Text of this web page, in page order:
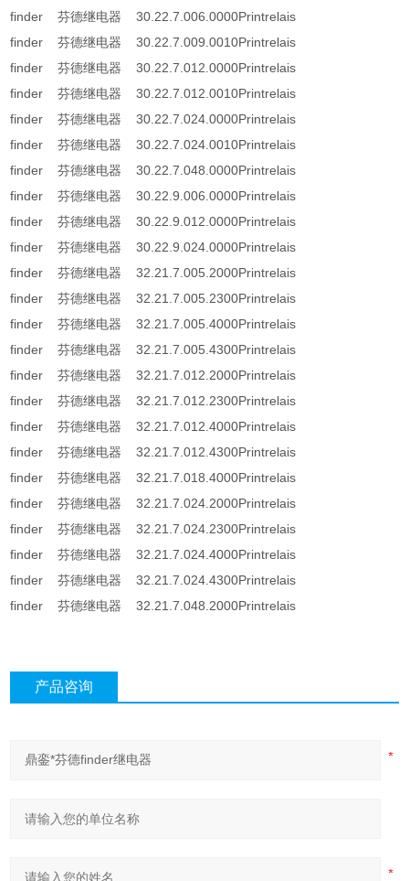
finder 芬德继电器 30.22.7.006.0000Printrelais
finder 芬德继电器 30.22.7.009.0010Printrelais
finder 芬德继电器 30.22.7.012.0000Printrelais
finder 芬德继电器 30.22.7.012.0010Printrelais
finder 芬德继电器 30.22.7.024.0000Printrelais
finder 芬德继电器 30.22.7.024.0010Printrelais
finder 芬德继电器 30.22.7.048.0000Printrelais
finder 芬德继电器 30.22.9.006.0000Printrelais
finder 芬德继电器 30.22.9.012.0000Printrelais
finder 芬德继电器 30.22.9.024.0000Printrelais
finder 芬德继电器 32.21.7.005.2000Printrelais
finder 芬德继电器 32.21.7.005.2300Printrelais
finder 芬德继电器 32.21.7.005.4000Printrelais
finder 芬德继电器 32.21.7.005.4300Printrelais
finder 芬德继电器 32.21.7.012.2000Printrelais
finder 芬德继电器 32.21.7.012.2300Printrelais
finder 芬德继电器 32.21.7.012.4000Printrelais
finder 芬德继电器 32.21.7.012.4300Printrelais
finder 芬德继电器 32.21.7.018.4000Printrelais
finder 芬德继电器 32.21.7.024.2000Printrelais
finder 芬德继电器 32.21.7.024.2300Printrelais
finder 芬德继电器 32.21.7.024.4000Printrelais
finder 芬德继电器 32.21.7.024.4300Printrelais
finder 芬德继电器 32.21.7.048.2000Printrelais
产品咨询